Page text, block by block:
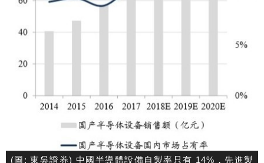
(圖: 東吳證券) 中國半導體設備自製率只有 14%，先進製